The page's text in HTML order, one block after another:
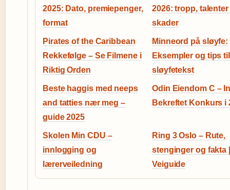
2025: Dato, premiepenger,
format
2026: tropp,
skader
Pirates of the Caribbean
Rekkefølge – Se Filmene i
Riktig Orden
Minneord på sløyfe:
Eksempler og tips til
sløyfetekst
Beste haggis med neeps
and tatties nær meg –
guide 2025
Odin Eiendom C –
Bekreftet Konkurs i
Skolen Min CDU –
innlogging og
lærerveiledning
Ring 3 Oslo – Rute,
stenginger og fakta |
Veiguide